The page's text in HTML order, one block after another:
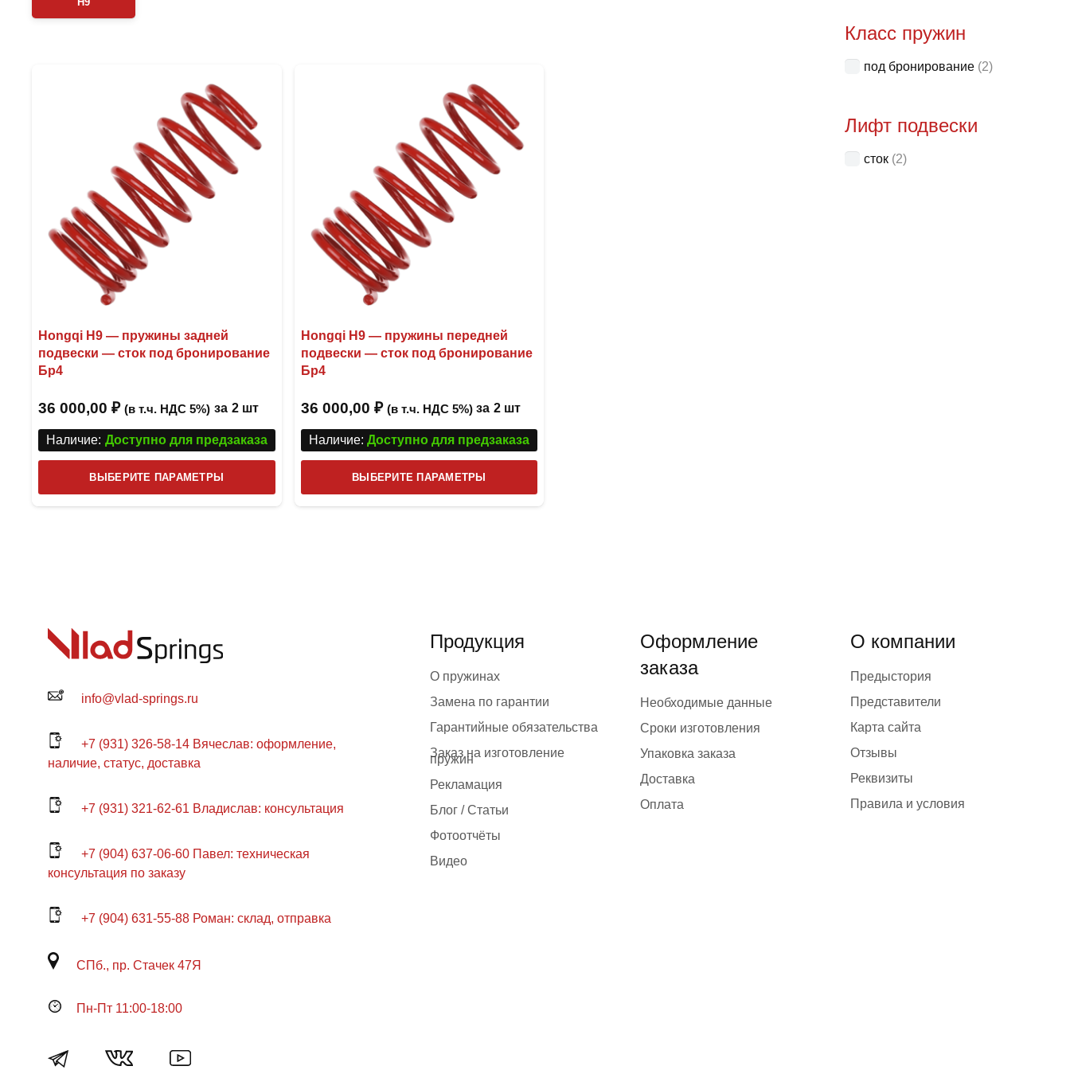
Hongqi H9 — пружины задней
подвески — сток под бронирование
Бр4
36 000,00 ₽ (в т.ч. НДС 5%) за 2 шт
Наличие: Доступно для предзаказа
ВЫБЕРИТЕ ПАРАМЕТРЫ
товар
Hongqi H9 — пружины передней
подвески — сток под бронирование
Бр4
36 000,00 ₽ (в т.ч. НДС 5%) за 2 шт
Наличие: Доступно для предзаказа
ВЫБЕРИТЕ ПАРАМЕТРЫ
товар
Класс пружин
под бронирование (2)
Лифт подвески
сток (2)
info@vlad-springs.ru
+7 (931) 326-58-14 Вячеслав: оформление,
наличие, статус, доставка
+7 (931) 321-62-61 Владислав: консультация
+7 (904) 637-06-60 Павел: техническая
консультация по заказу
+7 (904) 631-55-88 Роман: склад, отправка
СПб., пр. Стачек 47Я
Пн-Пт 11:00-18:00
Продукция
О пружинах
Замена по гарантии
Гарантийные обязательства
Заказ на изготовление
пружин
Рекламация
Блог / Статьи
Фотоотчёты
Видео
Оформление
заказа
Необходимые данные
Сроки изготовления
Упаковка заказа
Доставка
Оплата
О компании
Предыстория
Представители
Карта сайта
Отзывы
Реквизиты
Правила и условия